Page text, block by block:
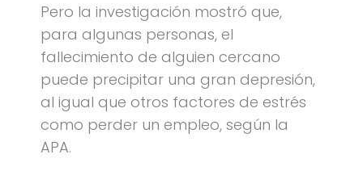
Pero la investigación mostró que,
para algunas personas, el
fallecimiento de alguien cercano
puede precipitar una gran depresión,
al igual que otros factores de estrés
como perder un empleo, según la
APA.